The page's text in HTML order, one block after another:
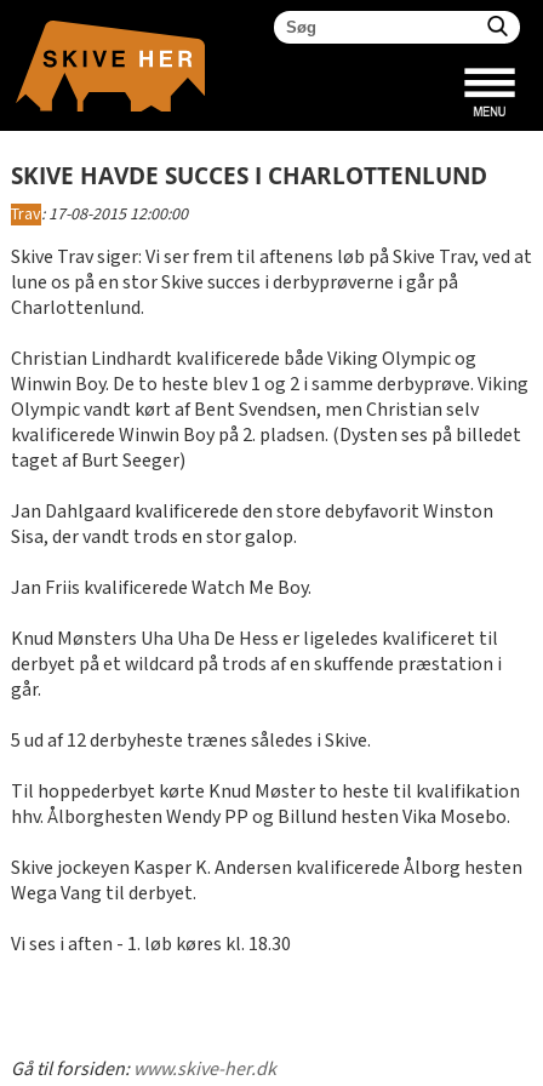
SKIVE HAVDE SUCCES I CHARLOTTENLUND
Trav:17-08-2015 12:00:00
Skive Trav siger: Vi ser frem til aftenens løb på Skive Trav, ved at
lune os på en stor Skive succes i derbyprøverne i går på
Charlottenlund.
Christian Lindhardt kvalificerede både Viking Olympic og
Winwin Boy. De to heste blev 1 og 2 i samme derbyprøve. Viking
Olympic vandt kørt af Bent Svendsen, men Christian selv
kvalificerede Winwin Boy på 2. pladsen. (Dysten ses på billedet
taget af Burt Seeger)
Jan Dahlgaard kvalificerede den store debyfavorit Winston
Sisa, der vandt trods en stor galop.
Jan Friis kvalificerede Watch Me Boy.
Knud Mønsters Uha Uha De Hess er ligeledes kvalificeret til
derbyet på et wildcard på trods af en skuffende præstation i
går.
5 ud af 12 derbyheste trænes således i Skive.
Til hoppederbyet kørte Knud Møster to heste til kvalifikation
hhv. Ålborghesten Wendy PP og Billund hesten Vika Mosebo.
Skive jockeyen Kasper K. Andersen kvalificerede Ålborg hesten
Wega Vang til derbyet.
Vi ses i aften - 1. løb køres kl. 18.30
Gå til forsiden:www.skive-her.dk